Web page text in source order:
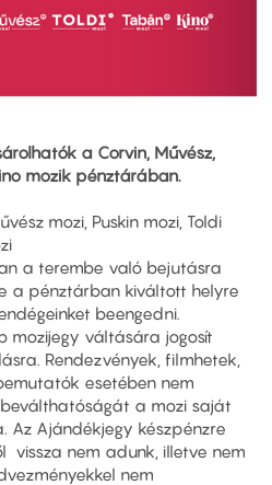
a Corvin, Művész,
mozik pénztárában.
mozi, Puskin mozi, Toldi
a terembe való bejutásra
a pénztárban kiváltott helyre
beengedni.
mozijegy váltására jogosít
Rendezvények, filmhetek,
esetében nem
a mozi saját
Az Ajándékjegy készpénzre
vissza nem adunk, illetve nem
nem